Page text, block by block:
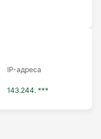
IP-адреса
143.244. ***